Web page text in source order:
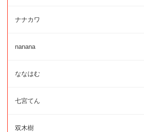
ナナカワ
nanana
ななはむ
七宮てん
双木樹